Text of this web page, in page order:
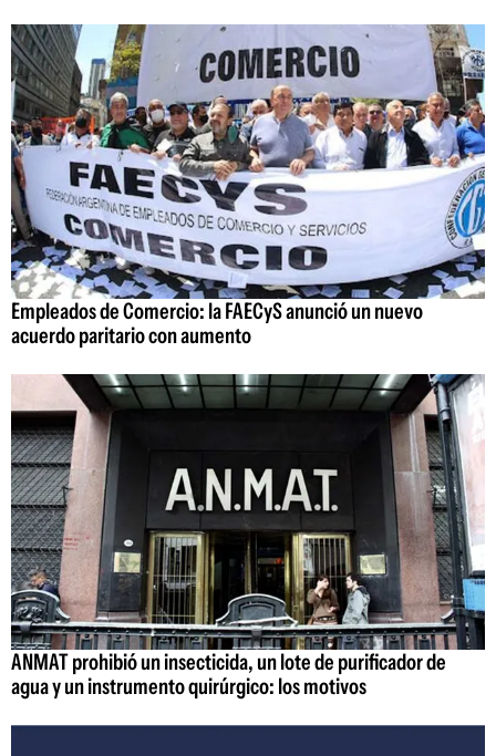
Empleados de Comercio: la FAECyS anunció un nuevo
acuerdo paritario con aumento
ANMAT prohibió un insecticida, un lote de purificador de
agua y un instrumento quirúrgico: los motivos